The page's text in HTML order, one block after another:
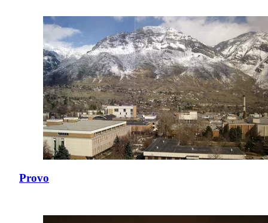
Provo